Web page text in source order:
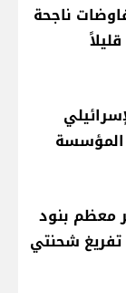
ناجحة
المؤسسة
معظم بنود
شحنتي